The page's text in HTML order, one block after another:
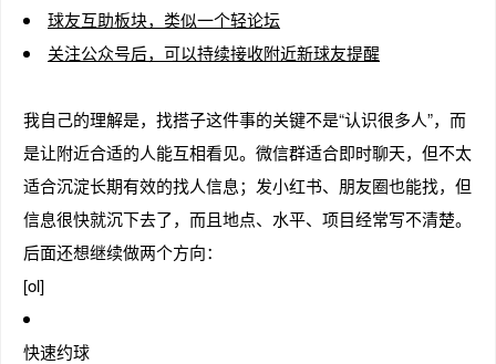
球友互助板块，类似一个轻论坛
关注公众号后，可以持续接收附近新球友提醒
我自己的理解是，找搭子这件事的关键不是“认识很多人”，而
是让附近合适的人能互相看见。微信群适合即时聊天，但不太
适合沉淀长期有效的找人信息；发小红书、朋友圈也能找，但
信息很快就沉下去了，而且地点、水平、项目经常写不清楚。
后面还想继续做两个方向：
[ol]
快速约球